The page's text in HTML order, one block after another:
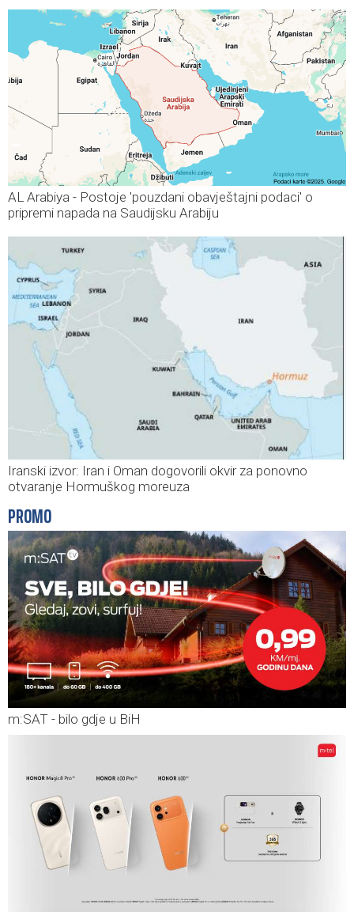
AL Arabiya - Postoje 'pouzdani obavještajni podaci' o
pripremi napada na Saudijsku Arabiju
Iranski izvor: Iran i Oman dogovorili okvir za ponovno
otvaranje Hormuškog moreuza
PROMO
m:SAT - bilo gdje u BiH